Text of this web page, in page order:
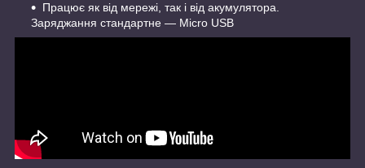
Працює як від мережі, так і від акумулятора.
Заряджання стандартне — Micro USB